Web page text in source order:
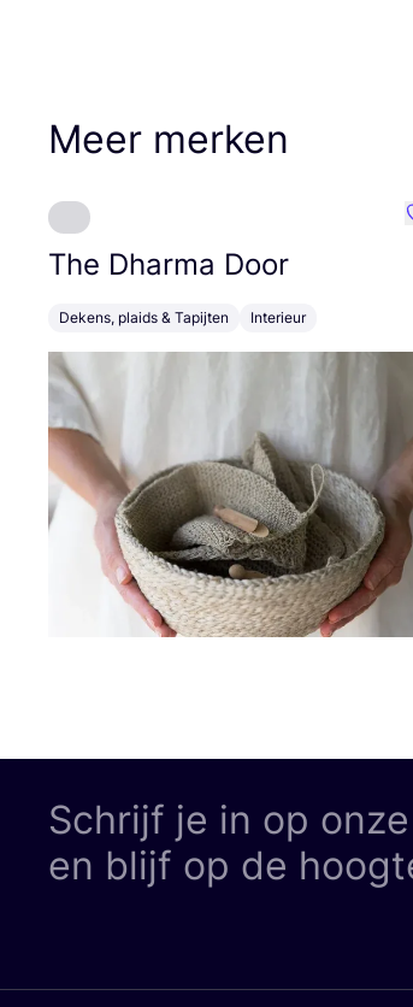
Meer merken
The Dharma Door
Dekens, plaids & Tapijten Interieur
Schrijf je in op
en blijf op de